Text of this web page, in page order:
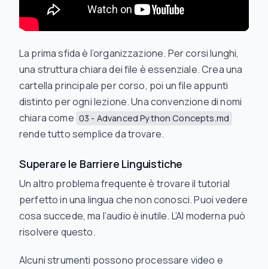
La prima sfida è l’organizzazione. Per corsi lunghi,
una struttura chiara dei file è essenziale. Crea una
cartella principale per corso, poi un file appunti
distinto per ogni lezione. Una convenzione di nomi
chiara come 03 - Advanced Python Concepts.md
rende tutto semplice da trovare.
Superare le Barriere Linguistiche
Un altro problema frequente è trovare il tutorial
perfetto in una lingua che non conosci. Puoi vedere
cosa succede, ma l’audio è inutile. L’AI moderna può
risolvere questo.
Alcuni strumenti possono processare video e